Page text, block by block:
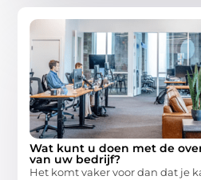
Wat kunt u doen met de
van uw bedrijf?
Het komt vaker voor dan dat je